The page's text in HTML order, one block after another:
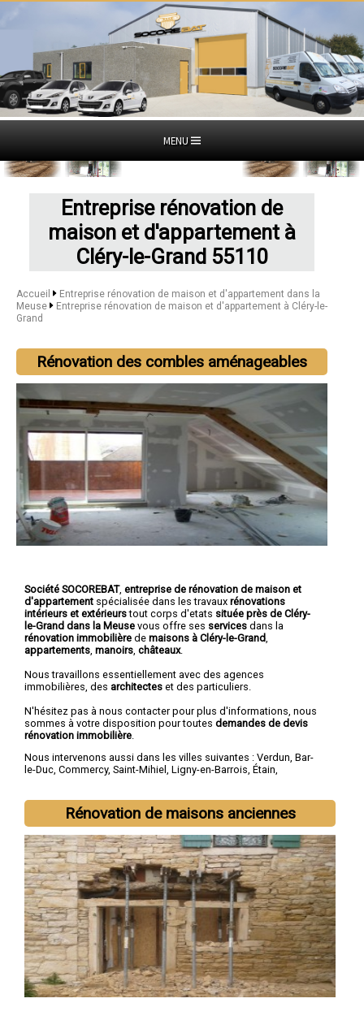
MENU
Entreprise rénovation de
maison et d'appartement à
Cléry-le-Grand 55110
Accueil
Entreprise rénovation de maison et d'appartement dans la
Meuse
Entreprise rénovation de maison et d'appartement à Cléry-le-
Grand
Rénovation des combles aménageables
Société SOCOREBAT, entreprise de rénovation de maison et
d'appartement spécialisée dans les travaux rénovations
intérieurs et extérieurstout corps d'etats située près de Cléry-
le-Grand dans la Meuse vous offre ses services dans la
rénovation immobilière de maisons à Cléry-le-Grand
appartements manoirs châteaux.
Nous travaillons essentiellement avec des agences
immobilières, des architectes et des particuliers.
N'hésitez pas à nous contacter pour plus d'informations, nous
sommes à votre disposition pour toutes demandes de devis
rénovation immobilière
Nous intervenons aussi dans les villes suivantes : Verdun, Bar-
le-Duc, Commercy, Saint-Mihiel , Ligny-en-Barrois, Étain,
Rénovation de maisons anciennes